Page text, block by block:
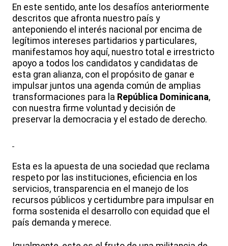
En este sentido, ante los desafíos anteriormente
descritos que afronta nuestro país y
anteponiendo el interés nacional por encima de
legítimos intereses partidarios y particulares,
manifestamos hoy aquí, nuestro total e irrestricto
apoyo a todos los candidatos y candidatas de
esta gran alianza, con el propósito de ganar e
impulsar juntos una agenda común de amplias
transformaciones para la República Dominicana,
con nuestra firme voluntad y decisión de
preservar la democracia y el estado de derecho.
Esta es la apuesta de una sociedad que reclama
respeto por las instituciones, eficiencia en los
servicios, transparencia en el manejo de los
recursos públicos y certidumbre para impulsar en
forma sostenida el desarrollo con equidad que el
país demanda y merece.